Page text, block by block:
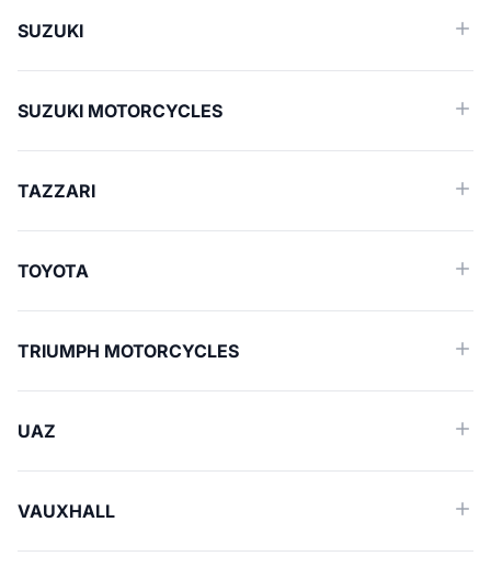
SUZUKI
SUZUKI MOTORCYCLES
TAZZARI
TOYOTA
TRIUMPH MOTORCYCLES
UAZ
VAUXHALL